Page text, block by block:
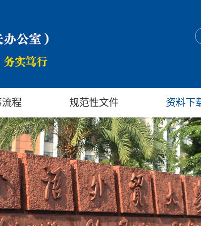
程 规范性文件 资料下